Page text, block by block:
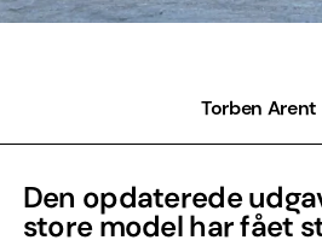
Torben Arent
Den opdaterede
store model har fået